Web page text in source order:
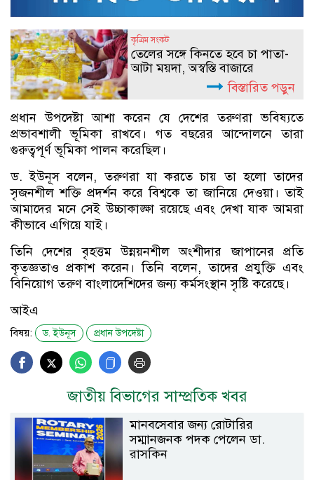
কৃত্রিম সংকট
তেলের সঙ্গে কিনতে হবে চা পাতা-
আটা ময়দা, অস্বস্তি বাজারে
বিস্তারিত পড়ুন
প্রধান উপদেষ্টা আশা করেন যে দেশের তরুণরা ভবিষ্যতে
প্রভাবশালী ভূমিকা রাখবে। গত বছরের আন্দোলনে তারা
গুরুত্বপূর্ণ ভূমিকা পালন করেছিল।
ড. ইউনূস বলেন, তরুণরা যা করতে চায় তা হলো তাদের
সৃজনশীল শক্তি প্রদর্শন করে বিশ্বকে তা জানিয়ে দেওয়া। তাই
আমাদের মনে সেই উচ্চাকাঙ্ক্ষা রয়েছে এবং দেখা যাক আমরা
কীভাবে এগিয়ে যাই।
তিনি দেশের বৃহত্তম উন্নয়নশীল অংশীদার জাপানের প্রতি
কৃতজ্ঞতাও প্রকাশ করেন। তিনি বলেন, তাদের প্রযুক্তি এবং
বিনিয়োগ তরুণ বাংলাদেশিদের জন্য কর্মসংস্থান সৃষ্টি করেছে।
আইএ
বিষয়: ড. ইউনূস প্রধান উপদেষ্টা
জাতীয় বিভাগের সাম্প্রতিক খবর
মানবসেবার জন্য রোটারির
সম্মানজনক পদক পেলেন ডা.
রাসকিন